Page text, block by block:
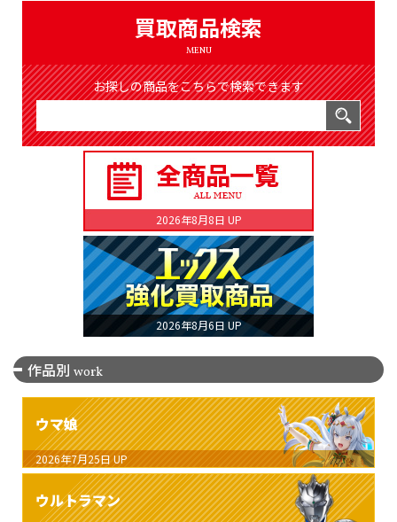
買取商品検索
MENU
お探しの商品をこちらで検索できます
2026年8月8日 UP
2026年8月6日 UP
作品別 work
ウマ娘
2026年7月25日 UP
ウルトラマン